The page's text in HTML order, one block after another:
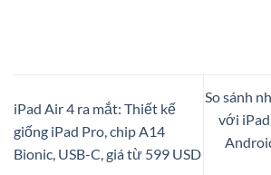
iPad Air 4 ra mắt: Thiết kế
giống iPad Pro, chip A14
Bionic, USB-C, giá từ 599 USD
So sánh
với